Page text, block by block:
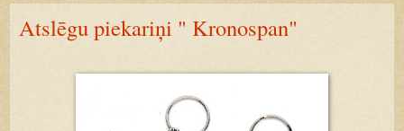
Atslēgu piekariņi " Kronospan"